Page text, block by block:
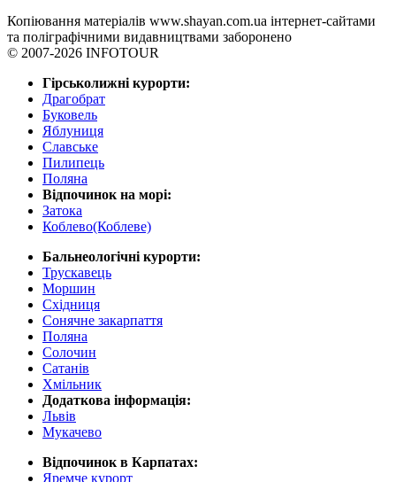
Копіювання матеріалів www.shayan.com.ua інтернет-сайтами
та поліграфічними видавництвами заборонено
© 2007-2026 INFOTOUR
Гірськолижні курорти:
Драгобрат
Буковель
Яблуниця
Славське
Пилипець
Поляна
Відпочинок на морі:
Затока
Коблево(Коблеве)
Бальнеологічні курорти:
Трускавець
Моршин
Східниця
Сонячне закарпаття
Поляна
Солочин
Сатанів
Хмільник
Додаткова інформація:
Львів
Мукачево
Відпочинок в Карпатах:
Яремче курорт